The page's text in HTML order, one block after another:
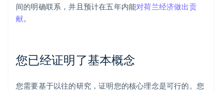
间的明确联系，并且预计在五年内能对荷兰经济做出贡
献。
您已经证明了基本概念
您需要基于以往的研究，证明您的核心理念是可行的。您